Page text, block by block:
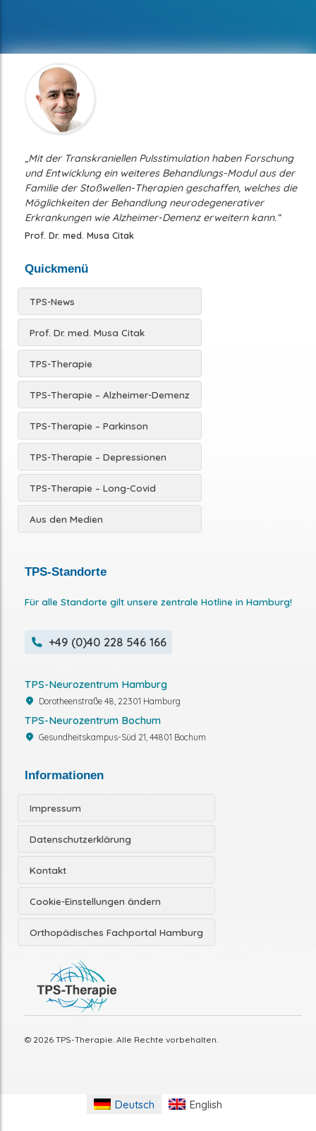
„Mit der Transkraniellen Pulsstimulation haben Forschung
und Entwicklung ein weiteres Behandlungs-Modul aus der
Familie der Stoßwellen-Therapien geschaffen, welches die
Möglichkeiten der Behandlung neurodegenerativer
Erkrankungen wie Alzheimer-Demenz erweitern kann.“
Prof. Dr. med. Musa Citak
Quickmenü
TPS-News
Prof. Dr. med. Musa Citak
TPS-Therapie
TPS-Therapie – Alzheimer-Demenz
TPS-Therapie – Parkinson
TPS-Therapie – Depressionen
TPS-Therapie – Long-Covid
Aus den Medien
TPS-Standorte
Für alle Standorte gilt unsere zentrale Hotline in Hamburg!
+49 (0)40 228 546 166
TPS-Neurozentrum Hamburg
Dorotheenstraße 48, 22301 Hamburg
TPS-Neurozentrum Bochum
Gesundheitskampus-Süd 21, 44801 Bochum
Informationen
Impressum
Datenschutzerklärung
Kontakt
Cookie-Einstellungen ändern
Orthopädisches Fachportal Hamburg
© 2026 TPS-Therapie. Alle Rechte vorbehalten.
Deutsch English